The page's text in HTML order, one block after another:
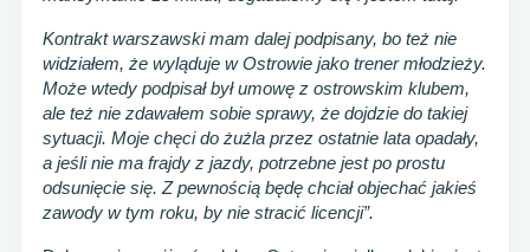
Kontrakt warszawski mam dalej podpisany, bo też nie
widziałem, że wyląduje w Ostrowie jako trener młodzieży.
Może wtedy podpisał był umowę z ostrowskim klubem,
ale też nie zdawałem sobie sprawy, że dojdzie do takiej
sytuacji. Moje chęci do żużla przez ostatnie lata opadały,
a jeśli nie ma frajdy z jazdy, potrzebne jest po prostu
odsunięcie się. Z pewnością będę chciał objechać jakieś
zawody w tym roku, by nie stracić licencji”.